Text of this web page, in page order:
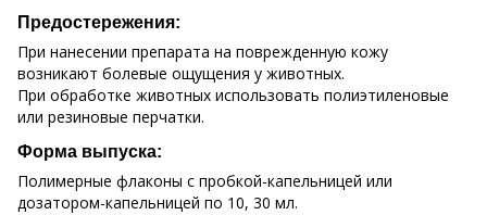
Предостережения:
При нанесении препарата на поврежденную кожу
возникают болевые ощущения у животных.
При обработке животных использовать полиэтиленовые
или резиновые перчатки.
Форма выпуска:
Полимерные флаконы с пробкой-капельницей или
дозатором-капельницей по 10, 30 мл.